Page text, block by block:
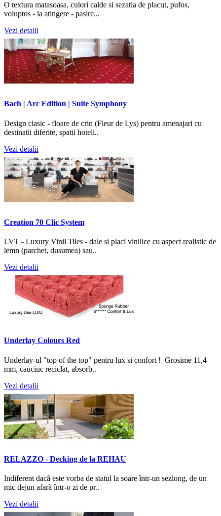
O textura matasoasa, culori calde si sezatia de placut, pufos,
voluptos - la atingere - pasire...
Vezi detalii
Bach | Arc Edition | Suite Symphony
Design clasic - floare de crin (Fleur de Lys) pentru amenajari cu
destinatii diferite, spatii hoteli..
Vezi detalii
Creation 70 Clic System
LVT - Luxury Vinil Tiles - dale si placi vinilice cu aspect realistic de
lemn (parchet, dusumea) sau..
Vezi detalii
Underlay Colours Red
Underlay-ul "top of the top" pentru lux si confort ! Grosime 11,4
mm, cauciuc reciclat, absorb..
Vezi detalii
RELAZZO - Decking de la REHAU
Indiferent dacã este vorba de statul la soare într-un sezlong, de un
mic dejun afarã într-o zi de pr..
Vezi detalii